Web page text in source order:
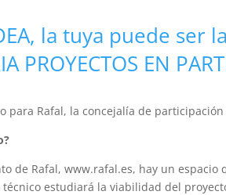
la tuya puede ser
PROYECTOS EN
para Rafal, la concejalía de
de Rafal, www.rafal.es, hay un
estudiará la viabilidad del